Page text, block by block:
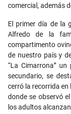
comercial, además
El primer día de la
Alfredo de la
compartimento
de nuestro país y
“La Cimarrona”
secundario, se
cerró la recorrida en
donde se observó
los adultos